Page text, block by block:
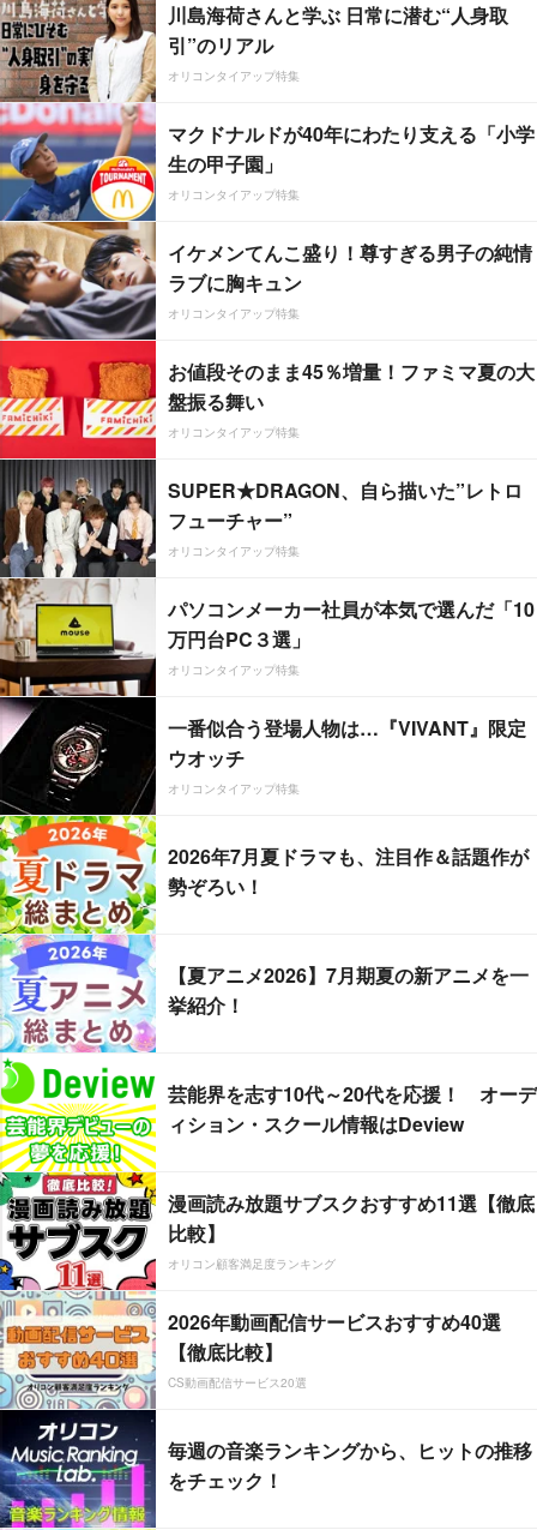
川島海荷さんと学ぶ 日常に潜む“人身取
引”のリアル
オリコンタイアップ特集
マクドナルドが40年にわたり支える「小学
生の甲子園」
オリコンタイアップ特集
イケメンてんこ盛り！尊すぎる男子の純情
ラブに胸キュン
オリコンタイアップ特集
お値段そのまま45％増量！ファミマ夏の大
盤振る舞い
オリコンタイアップ特集
SUPER★DRAGON、自ら描いた”レトロ
フューチャー”
オリコンタイアップ特集
パソコンメーカー社員が本気で選んだ「10
万円台PC３選」
オリコンタイアップ特集
一番似合う登場人物は…『VIVANT』限定
ウオッチ
オリコンタイアップ特集
2026年7月夏ドラマも、注目作＆話題作が
勢ぞろい！
【夏アニメ2026】7月期夏の新アニメを一
挙紹介！
芸能界を志す10代～20代を応援！ オーデ
ィション・スクール情報はDeview
漫画読み放題サブスクおすすめ11選【徹底
比較】
オリコン顧客満足度ランキング
2026年動画配信サービスおすすめ40選
【徹底比較】
CS動画配信サービス20選
毎週の音楽ランキングから、ヒットの推移
をチェック！